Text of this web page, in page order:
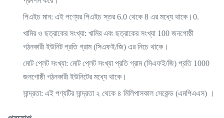
পিএইচ মান: এই পণ্যের পিএইচ স্তর 6.0 থেকে 8 এর মধ্যে থাকে।0.
খামির ও ছত্রাকের সংখ্যা: খামির এবং ছত্রাকের সংখ্যা 100 জনগোষ্ঠী
গঠনকারী ইউনিট প্রতি গ্রাম (সিএফই/জি) এর নিচে থাকে।
মোট প্লেট সংখ্যা: মোট প্লেট সংখ্যা প্রতি গ্রাম (সিএফই/জি) প্রতি 1000
জনগোষ্ঠী গঠনকারী ইউনিটের মধ্যে থাকে।
সান্দ্রতা: এই পণ্যটির সান্দ্রতা ২ থেকে ৪ মিলিপাসকাল সেকেন্ড (এমপিএএস) ।